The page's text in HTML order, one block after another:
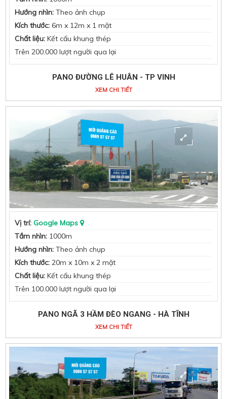
Hướng nhìn: Theo ảnh chụp
Kích thước: 6m x 12m x 1 mặt
Chất liệu: Kết cấu khung thép
Trên 200.000 lượt người qua lại
PANO ĐƯỜNG LÊ HUÂN - TP VINH
XEM CHI TIẾT
Vị trí: Google Maps
Tầm nhìn: 1000m
Hướng nhìn: Theo ảnh chụp
Kích thước: 20m x 10m x 2 mặt
Chất liệu: Kết cấu khung thép
Trên 100.000 lượt người qua lại
PANO NGÃ 3 HẦM ĐÈO NGANG - HÀ TĨNH
XEM CHI TIẾT